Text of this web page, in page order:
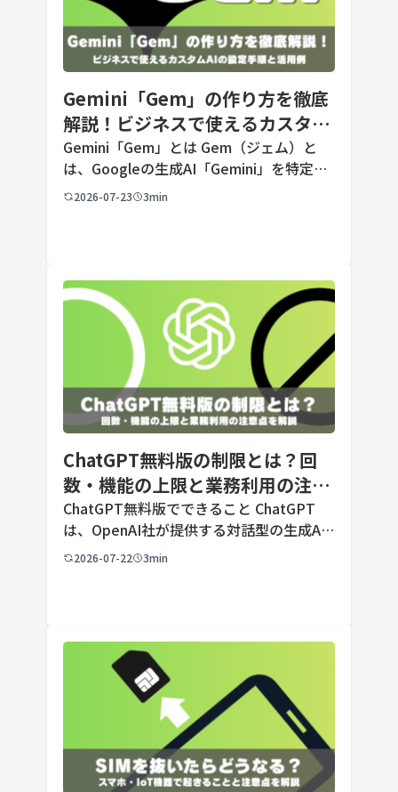
Gemini「Gem」の作り方を徹底
解説！ビジネスで使えるカスタム
AIの設定手順と活用例
Gemini「Gem」とは Gem（ジェム）と
は、Googleの生成AI「Gemini」を特定の
用途に合わせてカスタマイズできる機能で
2026-07-23 3min
ChatGPT無料版の制限とは？回
数・機能の上限と業務利用の注意
点を解説【2026年最新】
ChatGPT無料版でできること ChatGPT
は、OpenAI社が提供する対話型の生成AI
サービスです。アカウントを登録すれば無
2026-07-22 3min